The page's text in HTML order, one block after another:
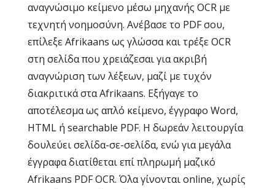
αναγνώσιμο κείμενο μέσω μηχανής OCR με
τεχνητή νοημοσύνη. Ανέβασε το PDF σου,
επίλεξε Afrikaans ως γλώσσα και τρέξε OCR
στη σελίδα που χρειάζεσαι για ακριβή
αναγνώριση των λέξεων, μαζί με τυχόν
διακριτικά στα Afrikaans. Εξήγαγε το
αποτέλεσμα ως απλό κείμενο, έγγραφο Word,
HTML ή searchable PDF. Η δωρεάν λειτουργία
δουλεύει σελίδα-σε-σελίδα, ενώ για μεγάλα
έγγραφα διατίθεται επί πληρωμή μαζικό
Afrikaans PDF OCR. Όλα γίνονται online, χωρίς